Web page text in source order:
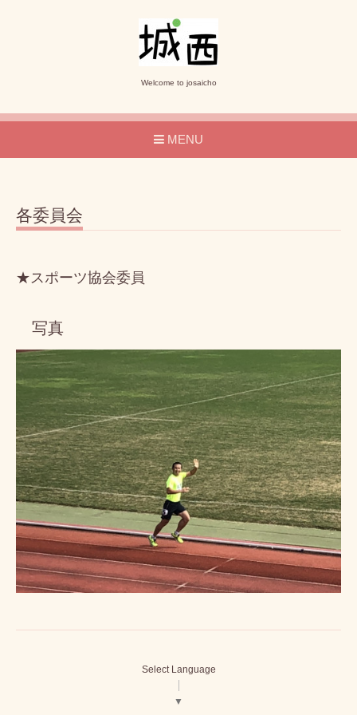
Welcome to josaicho
MENU
各委員会
★スポーツ協会委員
写真
Select Language
▼